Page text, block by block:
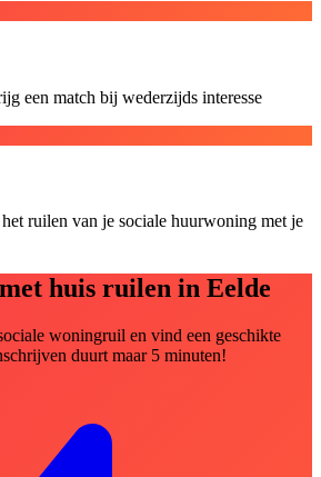
een match bij wederzijds interesse
ruilen van je sociale huurwoning met je
huis ruilen in Eelde
woningruil en vind een geschikte
duurt maar 5 minuten!